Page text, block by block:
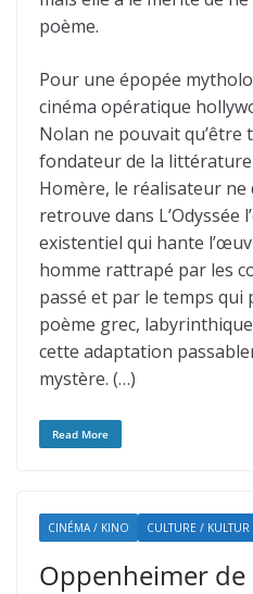
poème.
Pour une épopée
cinéma opératique
Nolan ne pouvait qu’être
fondateur de la littérature
Homère, le réalisateur ne
retrouve dans L’Odyssée
existentiel qui hante
homme rattrapé par les
passé et par le temps qui
poème grec,
cette adaptation
mystère. (…)
Read More
CINÉMA / KINO CULTURE / KULTUR
Oppenheimer